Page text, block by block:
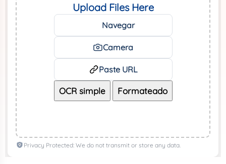
Upload Files Here
Navegar
Camera
Paste URL
OCR simple Formateado
Privacy Protected: We do not transmit or store any data.